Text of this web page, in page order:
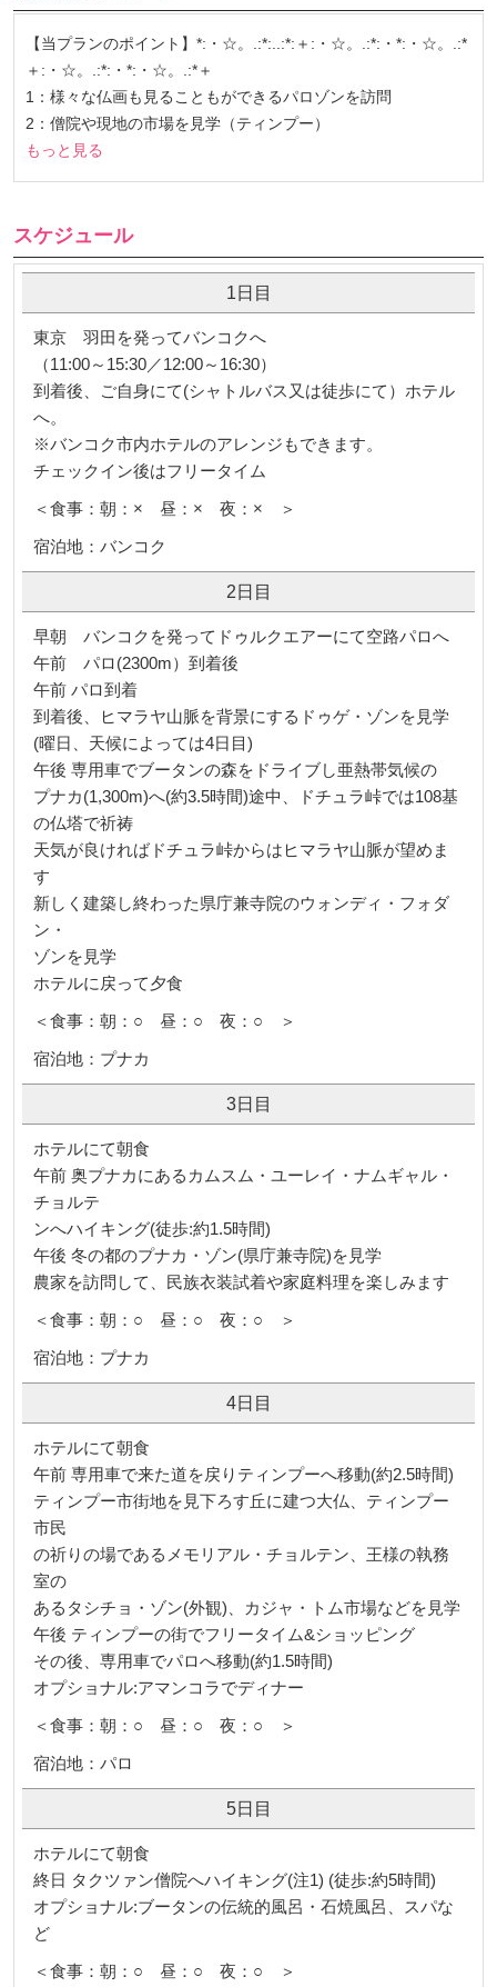
【当プランのポイント】*:・☆。.:*:..:*:＋:・☆。.:*:・*:・☆。.:*
＋:・☆。.:*:・*:・☆。.:*＋
1：様々な仏画も見ることもができるパロゾンを訪問
2：僧院や現地の市場を見学（ティンプー）
もっと見る
スケジュール
1日目
東京 羽田を発ってバンコクへ
（11:00～15:30／12:00～16:30）
到着後、ご自身にて(シャトルバス又は徒歩にて）ホテル
へ。
※バンコク市内ホテルのアレンジもできます。
チェックイン後はフリータイム
＜食事：朝：× 昼：× 夜：× ＞
宿泊地：バンコク
2日目
早朝 バンコクを発ってドゥルクエアーにて空路パロへ
午前 パロ(2300m）到着後
午前 パロ到着
到着後、ヒマラヤ山脈を背景にするドゥゲ・ゾンを見学
(曜日、天候によっては4日目)
午後 専用車でブータンの森をドライブし亜熱帯気候の
プナカ(1,300m)へ(約3.5時間)途中、ドチュラ峠では108基
の仏塔で祈祷
天気が良ければドチュラ峠からはヒマラヤ山脈が望めま
す
新しく建築し終わった県庁兼寺院のウォンディ・フォダ
ン・
ゾンを見学
ホテルに戻って夕食
＜食事：朝：○ 昼：○ 夜：○ ＞
宿泊地：プナカ
3日目
ホテルにて朝食
午前 奥プナカにあるカムスム・ユーレイ・ナムギャル・
チョルテ
ンへハイキング(徒歩:約1.5時間)
午後 冬の都のプナカ・ゾン(県庁兼寺院)を見学
農家を訪問して、民族衣装試着や家庭料理を楽しみます
＜食事：朝：○ 昼：○ 夜：○ ＞
宿泊地：プナカ
4日目
ホテルにて朝食
午前 専用車で来た道を戻りティンプーへ移動(約2.5時間)
ティンプー市街地を見下ろす丘に建つ大仏、ティンプー
市民
の祈りの場であるメモリアル・チョルテン、王様の執務
室の
あるタシチョ・ゾン(外観)、カジャ・トム市場などを見学
午後 ティンプーの街でフリータイム&ショッピング
その後、専用車でパロへ移動(約1.5時間)
オプショナル:アマンコラでディナー
＜食事：朝：○ 昼：○ 夜：○ ＞
宿泊地：パロ
5日目
ホテルにて朝食
終日 タクツァン僧院へハイキング(注1) (徒歩:約5時間)
オプショナル:ブータンの伝統的風呂・石焼風呂、スパな
ど
＜食事：朝：○ 昼：○ 夜：○ ＞